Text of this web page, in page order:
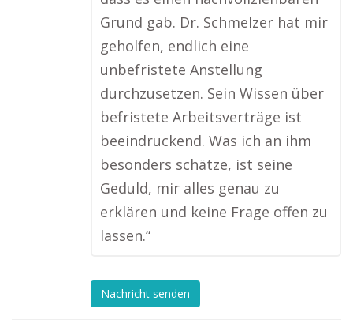
Grund gab. Dr. Schmelzer hat mir
geholfen, endlich eine
unbefristete Anstellung
durchzusetzen. Sein Wissen über
befristete Arbeitsverträge ist
beeindruckend. Was ich an ihm
besonders schätze, ist seine
Geduld, mir alles genau zu
erklären und keine Frage offen zu
lassen.“
Nachricht senden